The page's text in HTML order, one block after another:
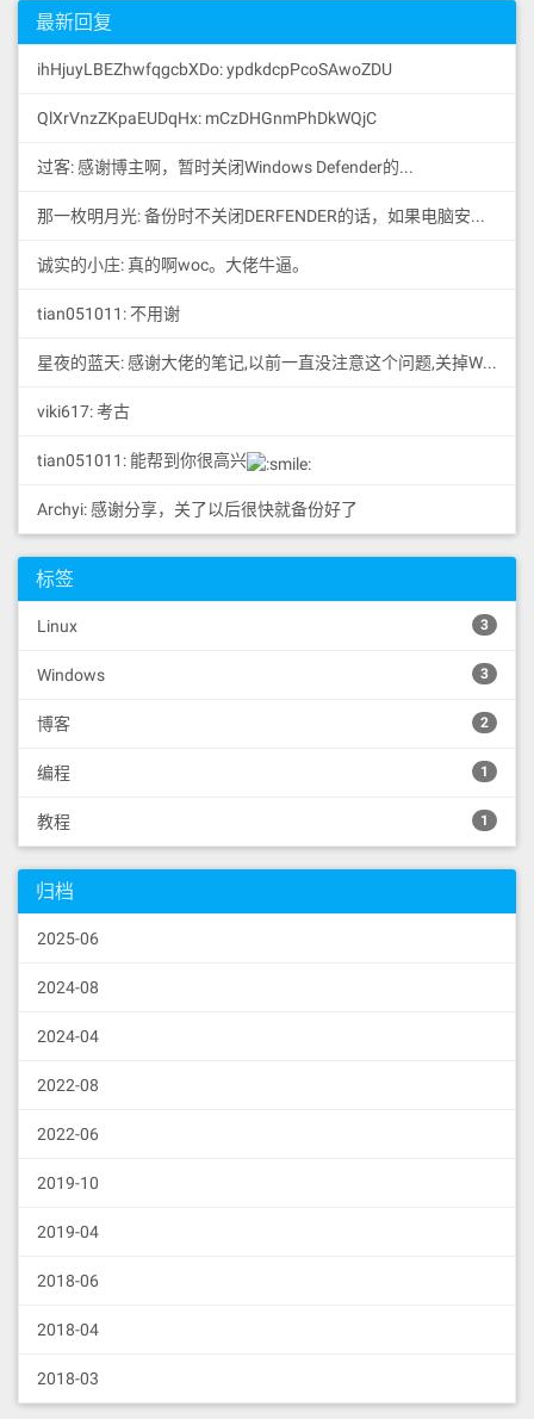
最新回复
ihHjuyLBEZhwfqgcbXDo: ypdkdcpPcoSAwoZDU
QlXrVnzZKpaEUDqHx: mCzDHGnmPhDkWQjC
过客: 感谢博主啊，暂时关闭Windows Defender的...
那一枚明月光: 备份时不关闭DERFENDER的话，如果电脑安装有破解...
诚实的小庄: 真的啊woc。大佬牛逼。
tian051011: 不用谢
星夜的蓝天: 感谢大佬的笔记,以前一直没注意这个问题,关掉WD后速度...
viki617: 考古
tian051011: 能帮到你很高兴
Archyi: 感谢分享，关了以后很快就备份好了
标签
Linux 3
Windows 3
博客 2
编程 1
教程 1
归档
2025-06
2024-08
2024-04
2022-08
2022-06
2019-10
2019-04
2018-06
2018-04
2018-03